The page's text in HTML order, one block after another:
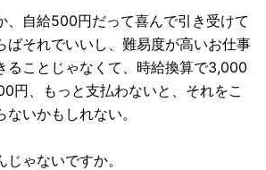
、自給500円だって喜んで引き受けて
ばそれでいいし、難易度が高いお仕事
ることじゃなくて、時給換算で3,000
円、もっと支払わないと、それをこ
いかもしれない。
ゃないですか。